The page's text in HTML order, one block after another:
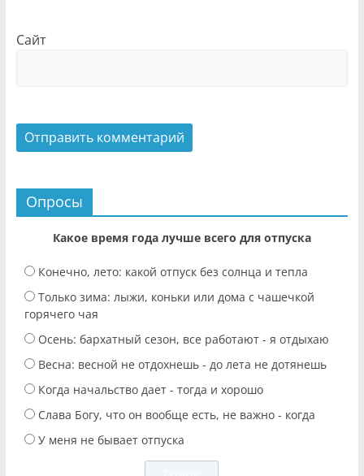
Сайт
Опросы
Какое время года лучше всего для отпуска
Конечно, лето: какой отпуск без солнца и тепла
Только зима: лыжи, коньки или дома с чашечкой
горячего чая
Осень: бархатный сезон, все работают - я отдыхаю
Весна: весной не отдохнешь - до лета не дотянешь
Когда начальство дает - тогда и хорошо
Слава Богу, что он вообще есть, не важно - когда
У меня не бывает отпуска